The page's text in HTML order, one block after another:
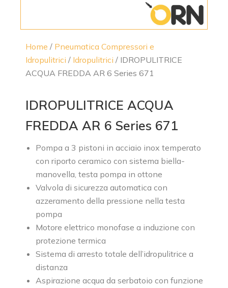
Home / Pneumatica Compressori e
Idropulitrici / Idropulitrici / IDROPULITRICE
ACQUA FREDDA AR 6 Series 671
IDROPULITRICE ACQUA
FREDDA AR 6 Series 671
Pompa a 3 pistoni in acciaio inox temperato
con riporto ceramico con sistema biella-
manovella, testa pompa in ottone
Valvola di sicurezza automatica con
azzeramento della pressione nella testa
pompa
Motore elettrico monofase a induzione con
protezione termica
Sistema di arresto totale dell’idropulitrice a
distanza
Aspirazione acqua da serbatoio con funzione